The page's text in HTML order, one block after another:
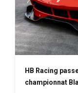
HB Racing
championnat